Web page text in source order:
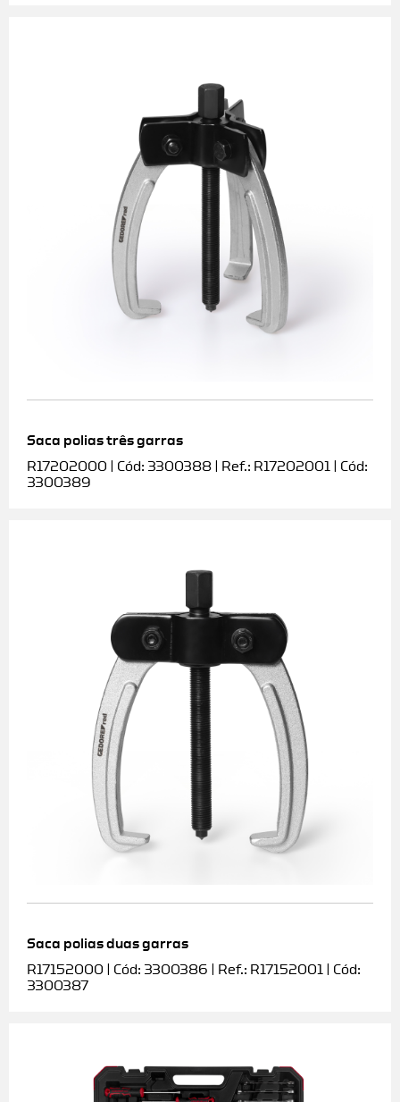
Saca polias três garras
R17202000 | Cód: 3300388 | Ref.: R17202001 | Cód:
3300389
Saca polias duas garras
R17152000 | Cód: 3300386 | Ref.: R17152001 | Cód:
3300387